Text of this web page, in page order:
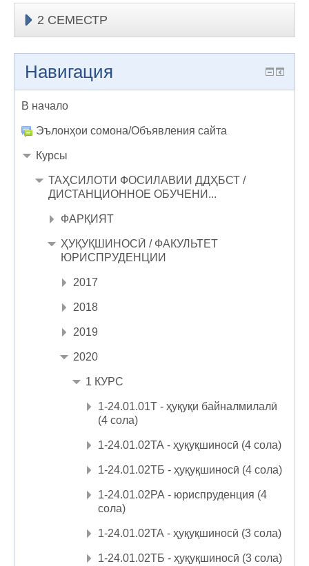
2 СЕМЕСТР
Навигация
В начало
Эълонҳои сомона/Объявления сайта
Курсы
ТАҲСИЛОТИ ФОСИЛАВИИ ДДҲБСТ /
ДИСТАНЦИОННОЕ ОБУЧЕНИ...
ФАРҚИЯТ
ҲУҚУҚШИНОСӢ / ФАКУЛЬТЕТ
ЮРИСПРУДЕНЦИИ
2017
2018
2019
2020
1 КУРС
1-24.01.01Т - ҳуқуқи байналмилалӣ
(4 сола)
1-24.01.02ТА - ҳуқуқшиносӣ (4 сола)
1-24.01.02ТБ - ҳуқуқшиносӣ (4 сола)
1-24.01.02РА - юриспруденция (4
сола)
1-24.01.02ТА - ҳуқуқшиносӣ (3 сола)
1-24.01.02ТБ - ҳуқуқшиносӣ (3 сола)